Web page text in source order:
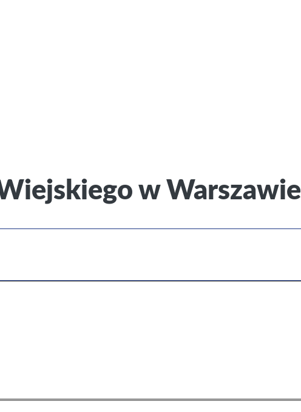
w Warszawie